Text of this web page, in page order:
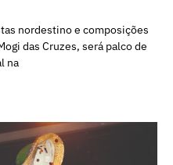
nordestino e composições
das Cruzes, será palco de
na